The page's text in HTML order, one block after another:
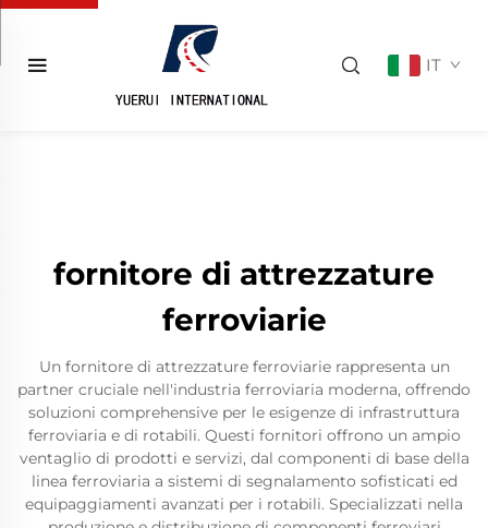
IT
fornitore di attrezzature
ferroviarie
Un fornitore di attrezzature ferroviarie rappresenta un
partner cruciale nell'industria ferroviaria moderna, offrendo
soluzioni comprehensive per le esigenze di infrastruttura
ferroviaria e di rotabili. Questi fornitori offrono un ampio
ventaglio di prodotti e servizi, dal componenti di base della
linea ferroviaria a sistemi di segnalamento sofisticati ed
equipaggiamenti avanzati per i rotabili. Specializzati nella